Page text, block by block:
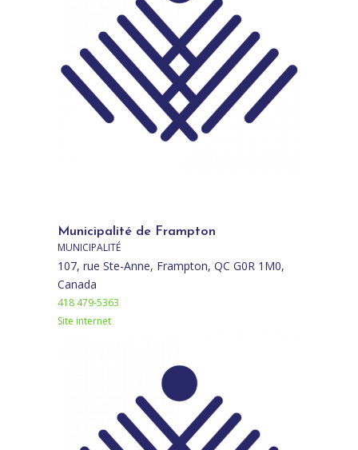
Municipalité de Frampton
MUNICIPALITÉ
107, rue Ste-Anne, Frampton, QC G0R 1M0,
Canada
418 479-5363
Site internet